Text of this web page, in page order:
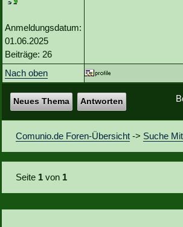
Anmeldungsdatum:
01.06.2025
Beiträge: 26
Nach oben
Neues Thema Antworten
Comunio.de Foren-Übersicht -> Suche
Seite 1 von 1